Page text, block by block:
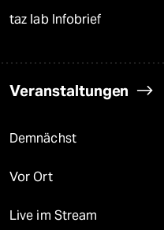
taz lab Infobrief
Veranstaltungen
Demnächst
Vor Ort
Live im Stream